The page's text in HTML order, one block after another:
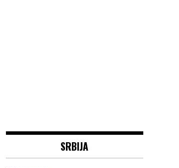
sabora, rekao ono u šta
ni sam ne vjeruje, “U
Prizrenu će se opet…”
se u osminu finala
Rusiji
SRBIJA